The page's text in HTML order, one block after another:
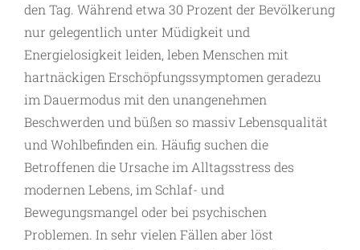
den Tag. Während etwa 30 Prozent der Bevölkerung
nur gelegentlich unter Müdigkeit und
Energielosigkeit leiden, leben Menschen mit
hartnäckigen Erschöpfungssymptomen geradezu
im Dauermodus mit den unangenehmen
Beschwerden und büßen so massiv Lebensqualität
und Wohlbefinden ein. Häufig suchen die
Betroffenen die Ursache im Alltagsstress des
modernen Lebens, im Schlaf- und
Bewegungsmangel oder bei psychischen
Problemen. In sehr vielen Fällen aber löst